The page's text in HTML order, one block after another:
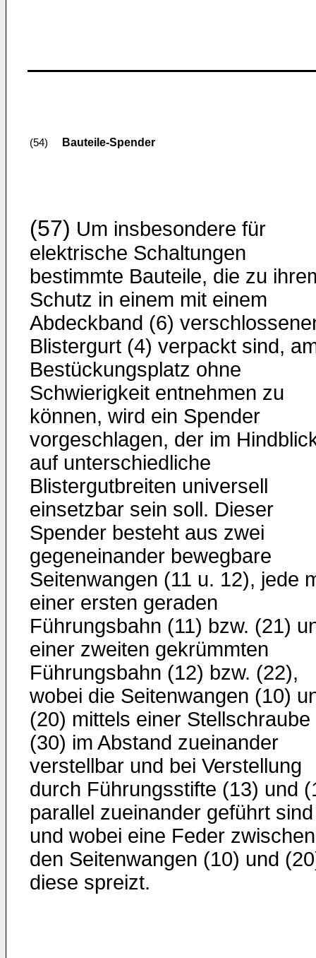
(54) Bauteile-Spender
(57) Um insbesondere für
elektrische Schaltungen
bestimmte Bauteile, die zu
Schutz in einem mit einem
Abdeckband (6)
Blistergurt (4) verpackt sind,
Bestückungsplatz ohne
Schwierigkeit entnehmen zu
können, wird ein Spender
vorgeschlagen, der im
auf unterschiedliche
Blistergutbreiten universell
einsetzbar sein soll. Dieser
Spender besteht aus zwei
gegeneinander bewegbare
Seitenwangen (11 u. 12), jede
einer ersten geraden
Führungsbahn (11) bzw. (21)
einer zweiten gekrümmten
Führungsbahn (12) bzw. (22),
wobei die Seitenwangen (10)
(20) mittels einer Stellschraube
(30) im Abstand zueinander
verstellbar und bei Verstellung
durch Führungsstifte (13) und
parallel zueinander geführt sind
und wobei eine Feder zwischen
den Seitenwangen (10) und
diese spreizt.